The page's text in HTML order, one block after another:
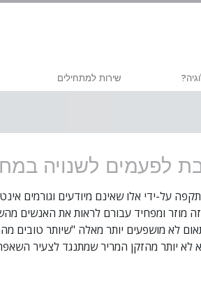
אומרים על סיינטולוגיה
של סיינטולוגיה
שירות למתחילים
שיפור החיים
הצלחה באמצעות תקשורת
לפעמים לשנויה
על-ידי אלו שאינם מיודעים וגורמים
מוזר ומפחיד עבורם לראות את האנשים
לא מושפעים יותר מאלה "שיותר טובים
לא יותר מהזקן המריר שמתנגד לצעיר